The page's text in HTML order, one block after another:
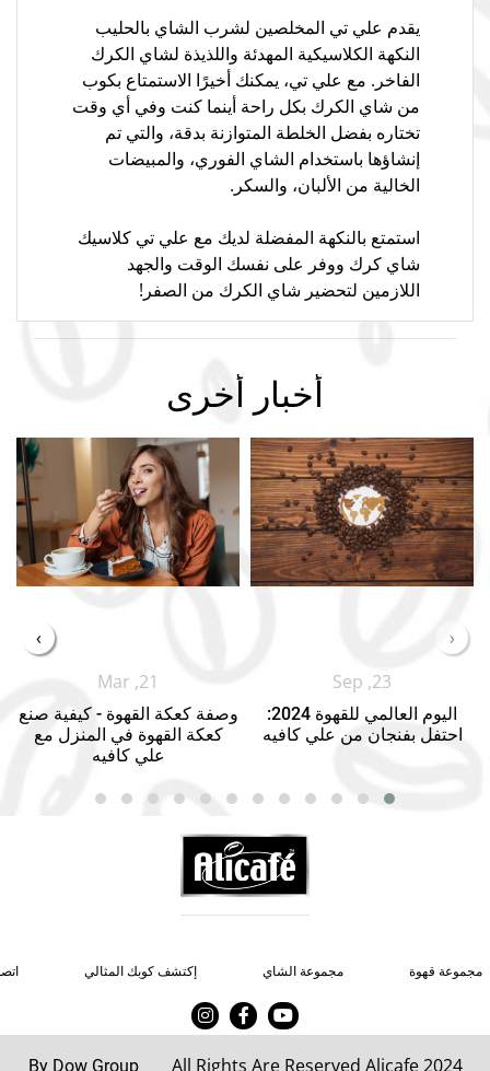
يقدم علي تي المخلصين لشرب الشاي بالحليب
النكهة الكلاسيكية المهدئة واللذيذة لشاي الكرك
الفاخر. مع علي تي، يمكنك أخيرًا الاستمتاع بكوب
من شاي الكرك بكل راحة أينما كنت وفي أي وقت
تختاره بفضل الخلطة المتوازنة بدقة، والتي تم
إنشاؤها باستخدام الشاي الفوري، والمبيضات
الخالية من الألبان، والسكر.
استمتع بالنكهة المفضلة لديك مع علي تي كلاسيك
شاي كرك ووفر على نفسك الوقت والجهد
اللازمين لتحضير شاي الكرك من الصفر!
أخبار أخرى
Sep ,23
اليوم العالمي للقهوة 2024:
احتفل بفنجان من علي كافيه
Mar ,21
وصفة كعكة القهوة - كيفية صنع
كعكة القهوة في المنزل مع
علي كافيه
‹
›
مجموعة قهوة مجموعة الشاي إكتشف كوبك المثالي
All Rights Are Reserved Alicafe 2024
By Dow Group